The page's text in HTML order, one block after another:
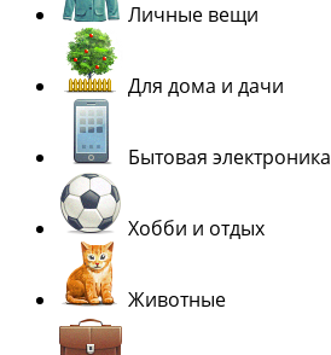
Личные вещи
Для дома и дачи
Бытовая электроника
Хобби и отдых
Животные